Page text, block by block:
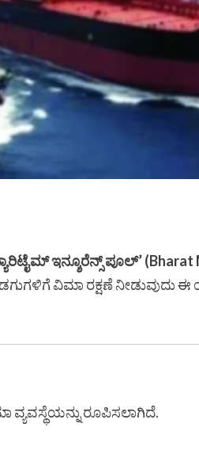
ಇನ್ಶೂರೆನ್ಸ್ ಪೂಲ್’ (Bharat
ವಿಮಾ ರಕ್ಷಣೆ
ವ್ಯವಸ್ಥೆಯನ್ನು ರೂಪಿಸಲಾಗಿದೆ.